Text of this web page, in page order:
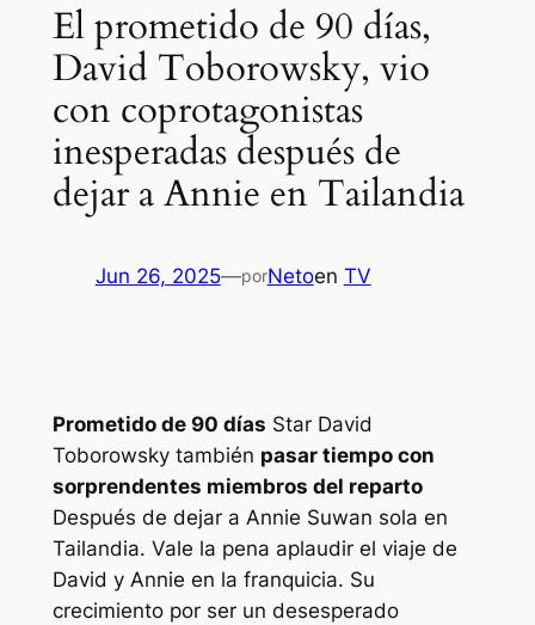
El prometido de 90 días,
David Toborowsky, vio
con coprotagonistas
inesperadas después de
dejar a Annie en Tailandia
Jun 26, 2025—porNetoen TV
Prometido de 90 días Star David
Toborowsky también pasar tiempo con
sorprendentes miembros del reparto
Después de dejar a Annie Suwan sola en
Tailandia. Vale la pena aplaudir el viaje de
David y Annie en la franquicia. Su
crecimiento por ser un desesperado